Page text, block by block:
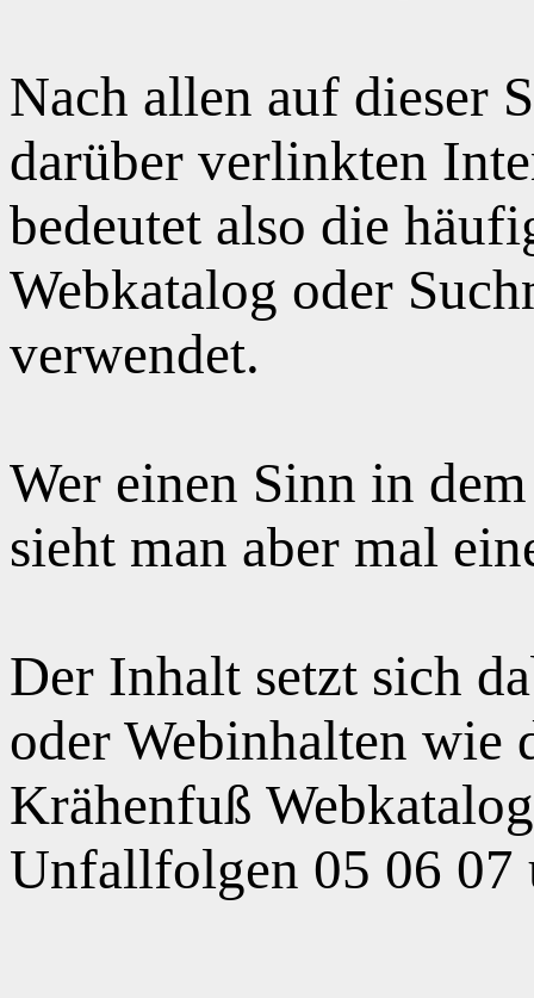
Nach allen auf dieser
darüber verlinkten
bedeutet also die
Webkatalog oder
verwendet.
Wer einen Sinn in
sieht man aber mal
Der Inhalt setzt sich
oder Webinhalten wie
Krähenfuß
Unfallfolgen 05 06 07